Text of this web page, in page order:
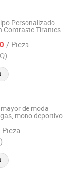
Personalizado
Contraste Tirantes
2 Piezas
de Yoga
/ Pieza
de moda
mono deportivo
Pieza